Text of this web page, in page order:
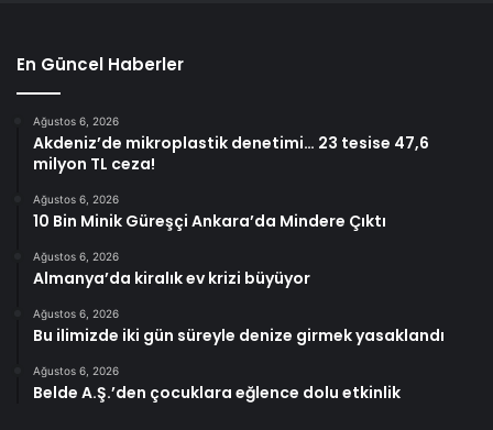
En Güncel Haberler
Ağustos 6, 2026
Akdeniz’de mikroplastik denetimi… 23 tesise 47,6
milyon TL ceza!
Ağustos 6, 2026
10 Bin Minik Güreşçi Ankara’da Mindere Çıktı
Ağustos 6, 2026
Almanya’da kiralık ev krizi büyüyor
Ağustos 6, 2026
Bu ilimizde iki gün süreyle denize girmek yasaklandı
Ağustos 6, 2026
Belde A.Ş.’den çocuklara eğlence dolu etkinlik